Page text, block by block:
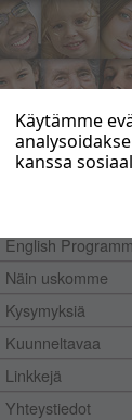
English
Näin uskomme
Kysymyksiä
Kuunneltavaa
Linkkejä
Yhteystiedot
Käytämme
kanssa